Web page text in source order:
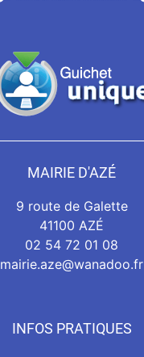
MAIRIE D'AZÉ
9 route de Galette
41100 AZÉ
02 54 72 01 08
mairie.aze@wanadoo.fr
INFOS PRATIQUES